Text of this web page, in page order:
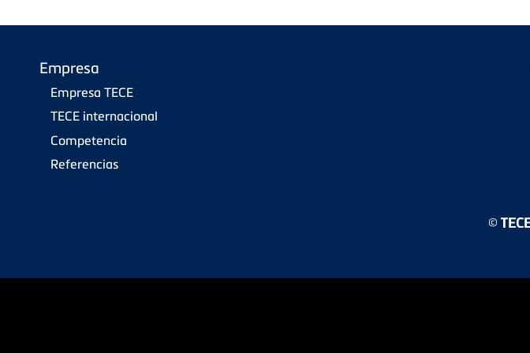
Empresa
Empresa TECE
TECE internacional
Competencia
Referencias
©